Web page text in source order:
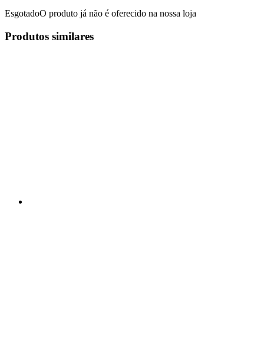
EsgotadoO produto já não é oferecido na nossa loja
Produtos similares